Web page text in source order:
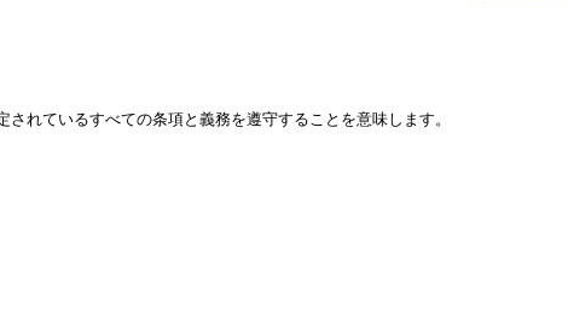
れているすべての条項と義務を遵守することを意味します。